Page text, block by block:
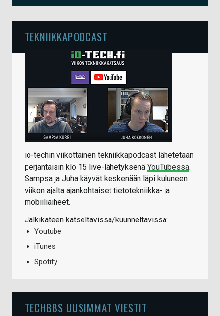
TEKNIIKKAPODCAST
io-techin viikottainen tekniikkapodcast lähetetään
perjantaisin klo 15 live-lähetyksenä YouTubessa.
Sampsa ja Juha käyvät keskenään läpi kuluneen
viikon ajalta ajankohtaiset tietotekniikka- ja
mobiiliaiheet.
Jälkikäteen katseltavissa/kuunneltavissa:
Youtube
iTunes
Spotify
TECHBBS UUSIMMAT VIESTIT